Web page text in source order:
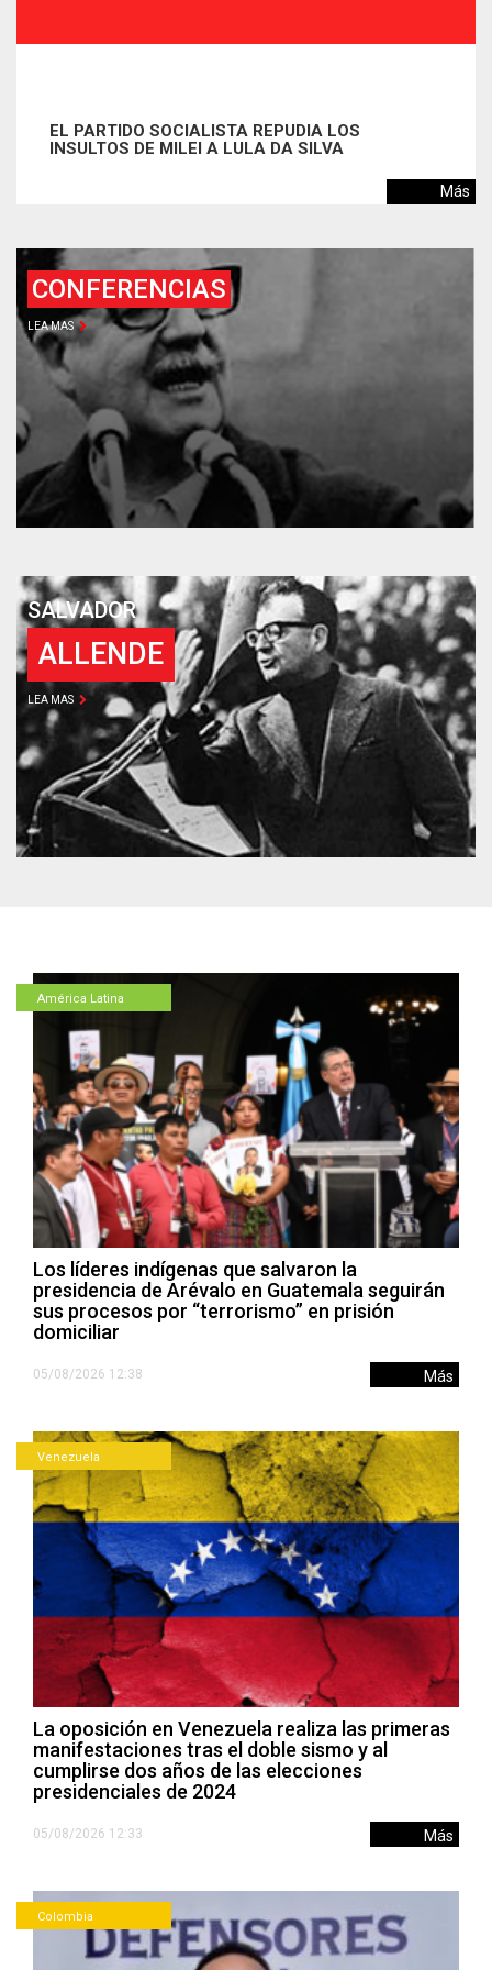
LULA LIDERA LA INTENCIÓN DE
VENTAJA EN ESCENARIOS DE
CONFERENCIAS
LEA MAS
SALVADOR
ALLENDE
LEA MAS
América Latina
Los líderes indígenas que salvaron la
presidencia de Arévalo en Guatemala seguirán
sus procesos por “terrorismo” en prisión
domiciliar
05/08/2026 12:38 Más
Venezuela
La oposición en Venezuela realiza las primeras
manifestaciones tras el doble sismo y al
cumplirse dos años de las elecciones
presidenciales de 2024
05/08/2026 12:33 Más
Colombia